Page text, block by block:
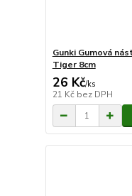
Gunki Gumová
Tiger 8cm
26 Kč/ks
21 Kč bez DPH